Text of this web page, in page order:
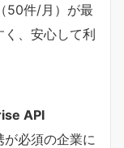
50件/月）が最
、安心して利
API
必須の企業に